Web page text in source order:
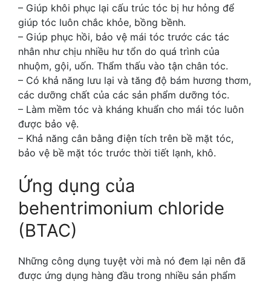
– Giúp khôi phục lại cấu trúc tóc bị hư hỏng để
giúp tóc luôn chắc khỏe, bồng bềnh.
– Giúp phục hồi, bảo vệ mái tóc trước các tác
nhân như chịu nhiều hư tổn do quá trình của
nhuộm, gội, uốn. Thẩm thấu vào tận chân tóc.
– Có khả năng lưu lại và tăng độ bám hương thơm,
các dưỡng chất của các sản phẩm dưỡng tóc.
– Làm mềm tóc và kháng khuẩn cho mái tóc luôn
được bảo vệ.
– Khả năng cân bằng điện tích trên bề mặt tóc,
bảo vệ bề mặt tóc trước thời tiết lạnh, khô.
Ứng dụng của
behentrimonium chloride
(BTAC)
Những công dụng tuyệt vời mà nó đem lại nên đã
được ứng dụng hàng đầu trong nhiều sản phẩm